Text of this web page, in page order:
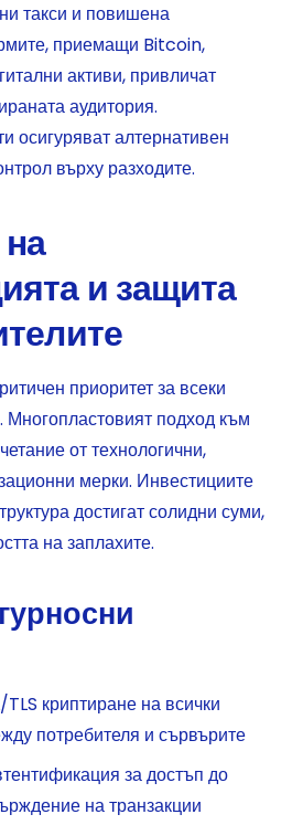
такси и повишена
приемащи Bitcoin,
активи, привличат
аудитория.
осигуряват алтернативен
върху разходите.
и защита
приоритет за всеки
Многопластовият подход към
от технологични,
мерки. Инвестициите
достигат солидни суми,
на заплахите.
криптиране на всички
потребителя и сървърите
за достъп до
на транзакции